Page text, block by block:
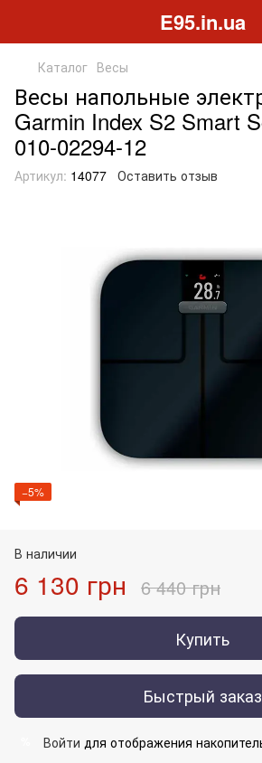
E95.in.ua
Каталог Весы
Весы напольные
Garmin Index S2 Smart
010-02294-12
Артикул: 14077 Оставить отзыв
−5%
В наличии
6 130 грн 6 440 грн
Купить
Быстрый заказ
Войти для отображения